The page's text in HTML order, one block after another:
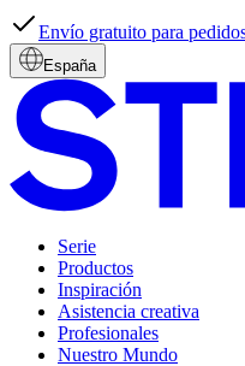
Envío gratuito para
España
Serie
Productos
Inspiración
Asistencia creativa
Profesionales
Nuestro Mundo